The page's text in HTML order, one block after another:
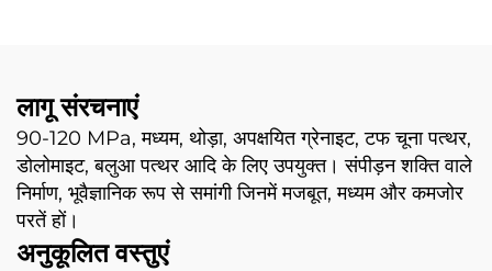
लागू संरचनाएं
90-120 MPa, मध्यम, थोड़ा, अपक्षयित ग्रेनाइट, टफ चूना पत्थर,
डोलोमाइट, बलुआ पत्थर आदि के लिए उपयुक्त। संपीड़न शक्ति वाले
निर्माण, भूवैज्ञानिक रूप से समांगी जिनमें मजबूत, मध्यम और कमजोर
परतें हों।
अनुकूलित वस्तुएं